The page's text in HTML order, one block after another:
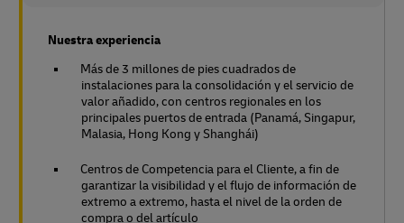
Nuestra experiencia
Más de 3 millones de pies cuadrados de
instalaciones para la consolidación y el servicio de
valor añadido, con centros regionales en los
principales puertos de entrada (Panamá, Singapur,
Malasia, Hong Kong y Shanghái)
Centros de Competencia para el Cliente, a fin de
garantizar la visibilidad y el flujo de información de
extremo a extremo, hasta el nivel de la orden de
compra o del artículo